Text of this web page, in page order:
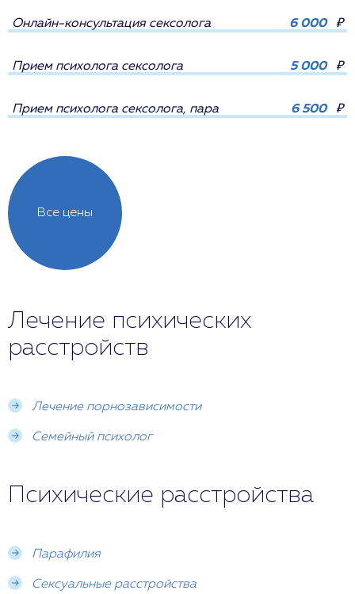
Все цены
Онлайн-консультация сексолога 6 000 ₽
Прием психолога сексолога 5 000 ₽
Прием психолога сексолога, пара 6 500 ₽
Лечение психических
расстройств
Лечение порнозависимости
Семейный психолог
Психические расстройства
Парафилия
Сексуальные расстройства